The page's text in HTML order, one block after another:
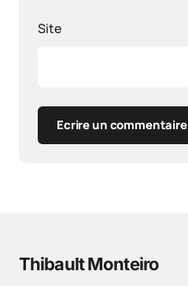
Site
Ecrire un commentaire
Thibault Monteiro